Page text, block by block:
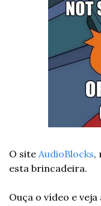
O site AudioBlocks,
esta brincadeira.
Ouça o vídeo e